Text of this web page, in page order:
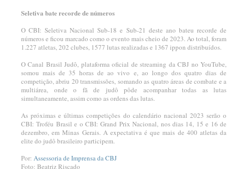
Seletiva bate recorde de números
O CBI: Seletiva Nacional Sub-18 e Sub-21 deste ano bateu recorde de
números e ficou marcado como o evento mais cheio de 2023. Ao total, foram
1.227 atletas, 202 clubes, 1577 lutas realizadas e 1367 ippon distribuídos.
O Canal Brasil Judô, plataforma oficial de streaming da CBJ no YouTube,
somou mais de 35 horas de ao vivo e, ao longo dos quatro dias de
competição, abriu 20 transmissões, somando as quatro áreas de combate e a
multiárea, onde o fã de judô pôde acompanhar todas as lutas
simultaneamente, assim como as ordens das lutas.
As próximas e últimas competições do calendário nacional 2023 serão o
CBI: Troféu Brasil e o CBI: Grand Prix Nacional, nos dias 14, 15 e 16 de
dezembro, em Minas Gerais. A expectativa é que mais de 400 atletas da
elite do judô brasileiro participem.
Por: Assessoria de Imprensa da CBJ
Foto: Beatriz Riscado